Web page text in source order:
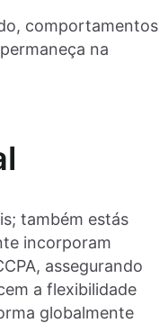
comportamentos
na
também estás
incorporam
assegurando
a flexibilidade
globalmente